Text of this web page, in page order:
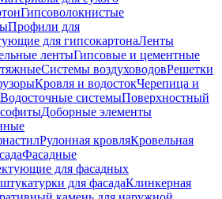
Гипсоволокнистые
Профили для
для гипсокартонаЛенты
лентыГипсовые и цементные
Системы воздуховодовРешетки
Кровля и водостокЧерепица и
Водосточные системыПоверхностный
Доборные элементы
Рулонная кровляКровельная
Фасадные
для фасадных
для фасадаКлинкерная